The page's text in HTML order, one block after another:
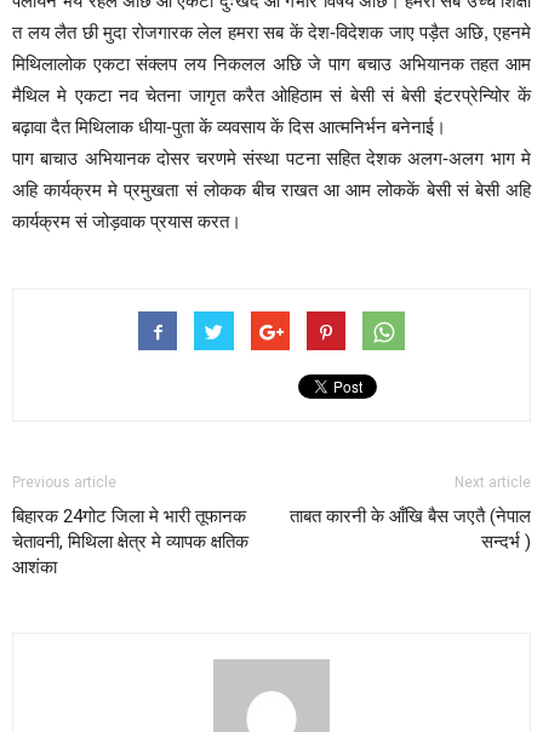
त लय लैत छी मुदा रोजगारक लेल हमरा सब कें देश-विदेशक जाए पड़ैत अछि, एहनमे
मिथिलालोक एकटा संक्लप लय निकलल अछि जे पाग बचाउ अभियानक तहत आम
मैथिल मे एकटा नव चेतना जागृत करैत ओहिठाम सं बेसी सं बेसी इंटरप्रेन्यिोर कें
बढ़ावा दैत मिथिलाक धीया-पुता कें व्यवसाय कें दिस आत्मनिर्भन बनेनाई।
पाग बाचाउ अभियानक दोसर चरणमे संस्था पटना सहित देशक अलग-अलग भाग मे
अहि कार्यक्रम मे प्रमुखता सं लोकक बीच राखत आ आम लोककें बेसी सं बेसी अहि
कार्यक्रम सं जोड़वाक प्रयास करत।
Previous article
बिहारक 24गोट जिला मे भारी तूफानक
चेतावनी, मिथिला क्षेत्र मे व्यापक क्षतिक
आशंका
Next article
ताबत कारनी के आँखि बैस जएतै (नेपाल
सन्दर्भ )